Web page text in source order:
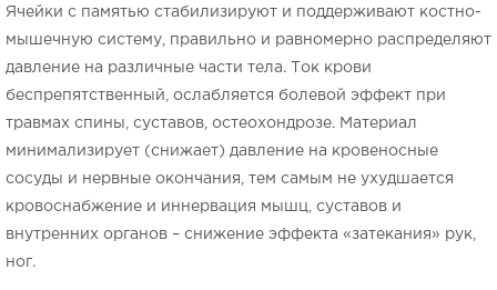
Ячейки с памятью стабилизируют и поддерживают костно-
мышечную систему, правильно и равномерно распределяют
давление на различные части тела. Ток крови
беспрепятственный, ослабляется болевой эффект при
травмах спины, суставов, остеохондрозе. Материал
минимализирует (снижает) давление на кровеносные
сосуды и нервные окончания, тем самым не ухудшается
кровоснабжение и иннервация мышц, суставов и
внутренних органов – снижение эффекта «затекания» рук,
ног.